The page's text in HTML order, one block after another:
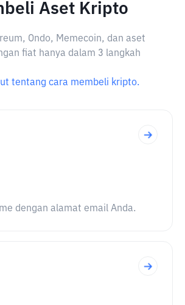
Aset Kripto
Ondo, Memecoin, dan aset
fiat hanya dalam 3 langkah
tentang cara membeli kripto.
dengan alamat email Anda.